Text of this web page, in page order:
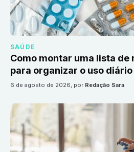
SAÚDE
Como montar uma lista
para organizar o uso diário
6 de agosto de 2026, por Redação Sara